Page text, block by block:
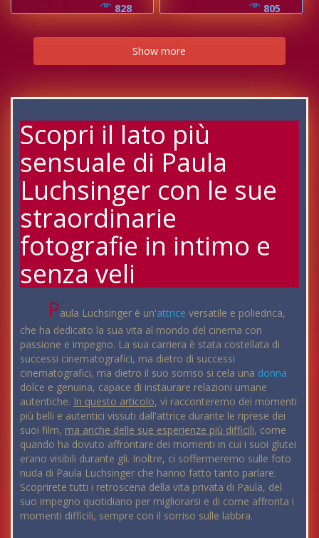
828
805
Show more
Scopri il lato più
sensuale di Paula
Luchsinger con le sue
straordinarie
fotografie in intimo e
senza veli
Paula Luchsinger è un'attrice versatile e poliedrica,
che ha dedicato la sua vita al mondo del cinema con
passione e impegno. La sua carriera è stata costellata di
successi cinematografici, ma dietro di successi
cinematografici, ma dietro il suo sorriso si cela una donna
dolce e genuina, capace di instaurare relazioni umane
autentiche. In questo articolo, vi racconteremo dei momenti
più belli e autentici vissuti dall'attrice durante le riprese dei
suoi film, ma anche delle sue esperienze più difficili, come
quando ha dovuto affrontare dei momenti in cui i suoi glutei
erano visibili durante gli. Inoltre, ci soffermeremo sulle foto
nuda di Paula Luchsinger che hanno fatto tanto parlare.
Scoprirete tutti i retroscena della vita privata di Paula, del
suo impegno quotidiano per migliorarsi e di come affronta i
momenti difficili, sempre con il sorriso sulle labbra.